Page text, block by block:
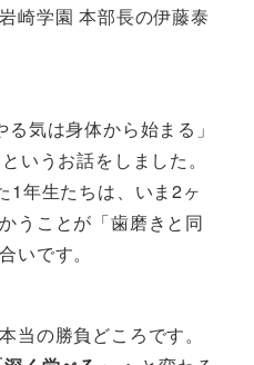
崎学園 本部長の伊藤泰
気は身体から始まる」
いうお話をしました。
1年生たちは、いま2ヶ
うことが「歯磨きと同
いです。
当の勝負どころです。